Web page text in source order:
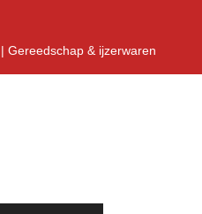
Gereedschap & ijzerwaren